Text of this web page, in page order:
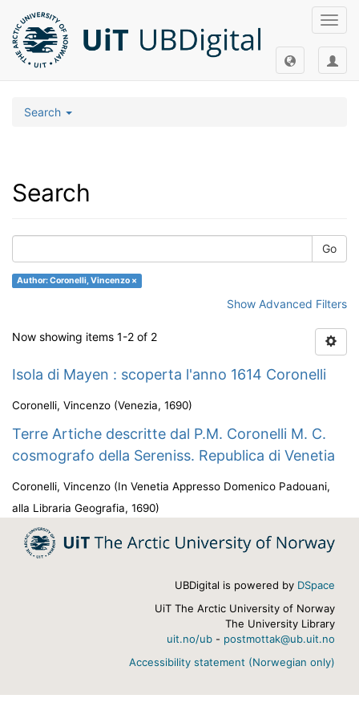
Search
Search
Go
Author: Coronelli, Vincenzo ×
Show Advanced Filters
Now showing items 1-2 of 2
Isola di Mayen : scoperta l'anno 1614 Coronelli
Coronelli, Vincenzo (Venezia, 1690)
Terre Artiche descritte dal P.M. Coronelli M. C.
cosmografo della Sereniss. Republica di Venetia
Coronelli, Vincenzo (In Venetia Appresso Domenico Padouani,
alla Libraria Geografia, 1690)
UBDigital is powered by DSpace
UiT The Arctic University of Norway
The University Library
uit.no/ub - postmottak@ub.uit.no
Accessibility statement (Norwegian only)